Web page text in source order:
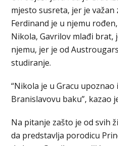
mjesto susreta, jer je važan
Ferdinand je u njemu
Nikola, Gavrilov mlađi brat,
njemu, jer je od
studiranje.
“Nikola je u Gracu
Branislavovu baku”, kazao
Na pitanje zašto je od svih
da predstavlja porodicu